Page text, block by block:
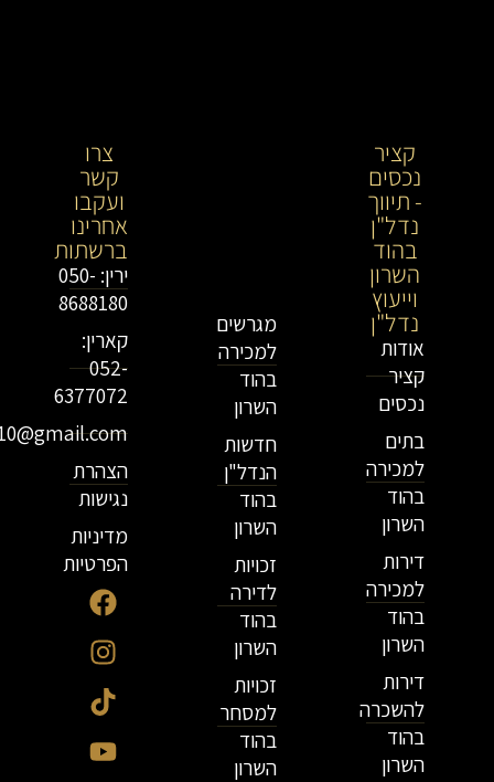
קציר
נכסים
- תיווך
נדל"ן
בהוד
השרון
וייעוץ
נדל"ן
אודות
קציר
נכסים
בתים
למכירה
בהוד
השרון
דירות
למכירה
בהוד
השרון
דירות
להשכרה
בהוד
השרון
מגרשים
למכירה
בהוד
השרון
חדשות
הנדל"ן
בהוד
השרון
זכויות
לדירה
בהוד
השרון
זכויות
למסחר
בהוד
השרון
צרו
קשר
ועקבו
אחרינו
ברשתות
ירין: 050-
8688180
קארין:
052-
6377072
הצהרת
נגישות
מדיניות
הפרטיות